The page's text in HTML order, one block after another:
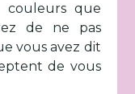
couleurs que
de ne pas
vous avez dit
de vous